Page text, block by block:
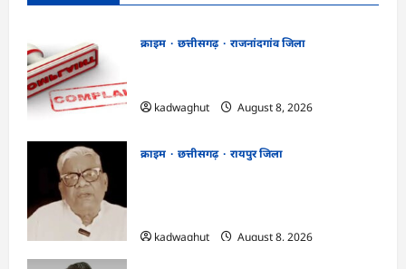
क्राइम छत्तीसगढ़
राजनांदगांव जिला
kadwaghut
August 8, 2026
क्राइम छत्तीसगढ़
रायपुर जिला
kadwaghut
August 8, 2026